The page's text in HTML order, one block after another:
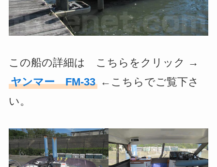
この船の詳細は こちらをクリック →
ヤンマー FM-33←こちらでご覧下さ
い。